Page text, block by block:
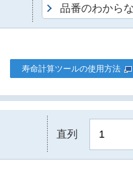
品番のわから
寿命計算ツールの使用方法
直列